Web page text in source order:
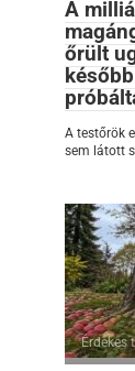
A
őrült
A testőrök
sem látott
Érdekes